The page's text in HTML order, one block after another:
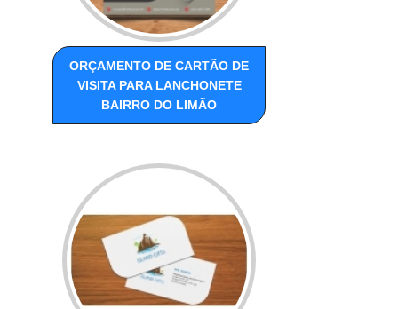
ORÇAMENTO DE CARTÃO DE
VISITA PARA LANCHONETE
BAIRRO DO LIMÃO